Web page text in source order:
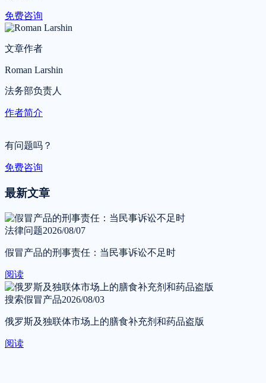
免费咨询
文章作者
Roman Larshin
法务部负责人
作者简介
有问题吗？
免费咨询
最新文章
法律问题2026/08/07
假冒产品的刑事责任：当民事诉讼不足时
阅读
搜索假冒产品2026/08/03
俄罗斯及独联体市场上的膳食补充剂和药品盗版
阅读